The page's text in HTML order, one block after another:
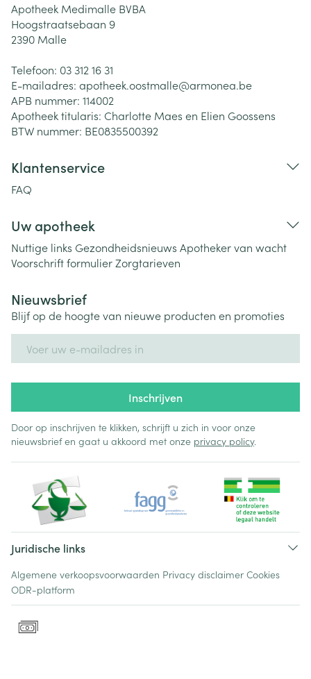
Apotheek Medimalle BVBA
Hoogstraatsebaan 9
2390 Malle
Telefoon: 03 312 16 31
E-mailadres: apotheek.oostmalle@armonea.be
APB nummer: 114002
Apotheek titularis: Charlotte Maes en Elien Goossens
BTW nummer: BE0835500392
Klantenservice
FAQ
Uw apotheek
Nuttige links Gezondheidsnieuws Apotheker van wacht
Voorschrift formulierZorgtarieven
Nieuwsbrief
Blijf op de hoogte van nieuwe producten en promoties
Inschrijven
Door op inschrijven te klikken, schrijft u zich in voor onze
nieuwsbrief en gaat u akkoord met onze privacy policy.
Juridische links
Algemene verkoopsvoorwaarden Privacy disclaimer Cookies
ODR-platform